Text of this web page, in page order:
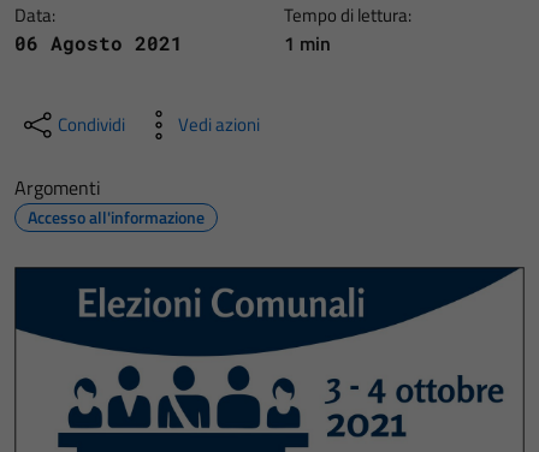
Data:
06 Agosto 2021
Tempo di lettura:
1 min
Condividi Vedi azioni
Argomenti
Accesso all'informazione